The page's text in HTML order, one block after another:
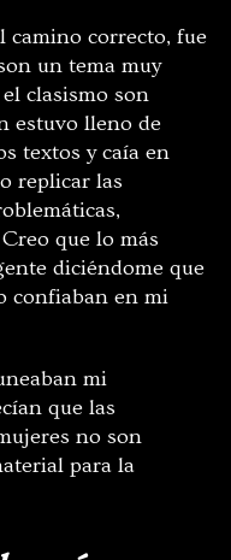
camino correcto, fue
un tema muy
clasismo son
estuvo lleno de
textos y caía en
replicar las
que lo más
diciéndome que
confiaban en mi
mi
que las
no son
para la